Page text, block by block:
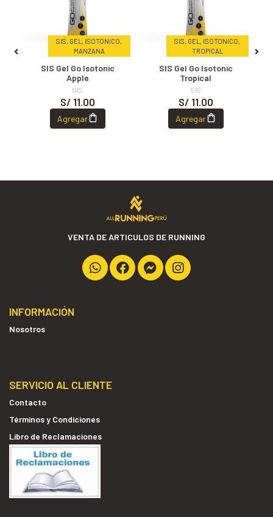
SIS, GEL, ISOTONICO,
MANZANA
SIS Gel Go Isotonic
Apple
SIS
S/ 11.00
Agregar
SIS, GEL, ISOTONICO,
TROPICAL
SIS Gel Go Isotonic
Tropical
SIS
S/ 11.00
Agregar
VENTA DE ARTICULOS DE RUNNING
INFORMACIÓN
Nosotros
SERVICIO AL CLIENTE
Contacto
Términos y Condiciones
Libro de Reclamaciones